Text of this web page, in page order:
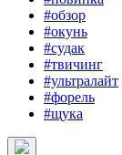
#обзор
#окунь
#судак
#твичинг
#ультралайт
#форель
#щука